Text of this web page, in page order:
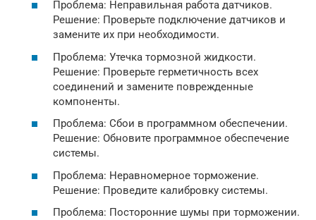
Проблема: Неправильная работа датчиков.
Решение: Проверьте подключение датчиков и
замените их при необходимости.
Проблема: Утечка тормозной жидкости.
Решение: Проверьте герметичность всех
соединений и замените поврежденные
компоненты.
Проблема: Сбои в программном обеспечении.
Решение: Обновите программное обеспечение
системы.
Проблема: Неравномерное торможение.
Решение: Проведите калибровку системы.
Проблема: Посторонние шумы при торможении.